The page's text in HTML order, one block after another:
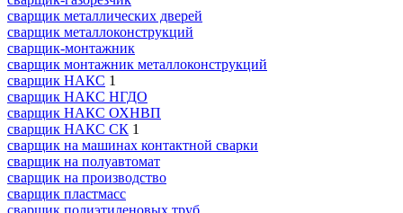
сварщик металлических дверей
сварщик металлоконструкций
сварщик-монтажник
сварщик монтажник металлоконструкций
сварщик НАКС 1
сварщик НАКС НГДО
сварщик НАКС ОХНВП
сварщик НАКС СК 1
сварщик на машинах контактной сварки
сварщик на полуавтомат
сварщик на производство
сварщик пластмасс
сварщик полиэтиленовых труб